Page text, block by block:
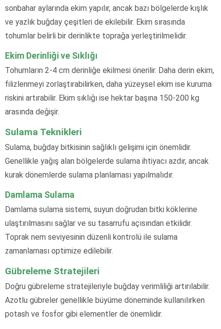
sonbahar aylarında ekim yapılır, ancak bazı bölgelerde kışlık
ve yazlık buğday çeşitleri de ekilebilir. Ekim sırasında
tohumlar belirli bir derinlikte toprağa yerleştirilmelidir.
Ekim Derinliği ve Sıklığı
Tohumların 2-4 cm derinliğe ekilmesi önerilir. Daha derin ekim,
filizlenmeyi zorlaştırabilirken, daha yüzeysel ekim ise kuruma
riskini artırabilir. Ekim sıklığı ise hektar başına 150-200 kg
arasında değişir.
Sulama Teknikleri
Sulama, buğday bitkisinin sağlıklı gelişimi için önemlidir.
Genellikle yağış alan bölgelerde sulama ihtiyacı azdır, ancak
kurak dönemlerde sulama planlaması yapılmalıdır.
Damlama Sulama
Damlama sulama sistemi, suyun doğrudan bitki köklerine
ulaştırılmasını sağlar ve su tasarrufu açısından etkilidir.
Toprak nem seviyesinin düzenli kontrolü ile sulama
zamanlaması optimize edilebilir.
Gübreleme Stratejileri
Doğru gübreleme stratejileriyle buğday verimliliği artırılabilir.
Azotlu gübreler genellikle büyüme döneminde kullanılırken
potash ve fosfor gibi elementler de önemlidir.